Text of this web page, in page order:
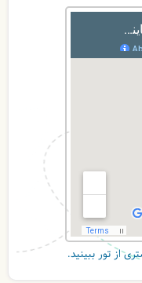
از تور ببینید.